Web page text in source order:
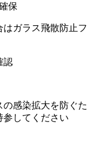
保
ガラス飛散防止フ
認
感染拡大を防ぐた
参してください